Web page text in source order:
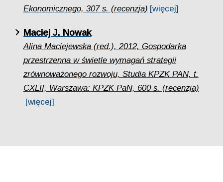
Ekonomicznego, 307 s. (recenzja) [więcej]
Maciej J. Nowak
Alina Maciejewska (red.), 2012, Gospodarka
przestrzenna w świetle wymagań strategii
zrównoważonego rozwoju, Studia KPZK PAN, t.
CXLII, Warszawa: KPZK PaN, 600 s. (recenzja)
[więcej]